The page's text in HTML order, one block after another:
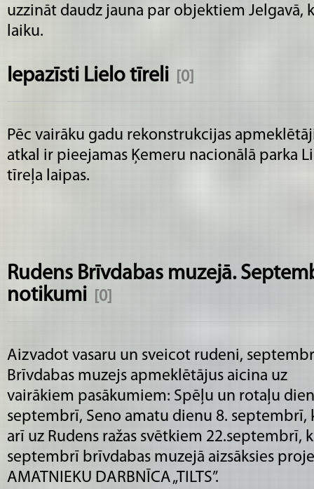
uzzināt daudz jauna par objektiem Jelgavā,
laiku.
Iepazīsti Lielo tīreli [0]
Pēc vairāku gadu rekonstrukcijas
atkal ir pieejamas Ķemeru nacionālā parka
tīreļa laipas.
Rudens Brīvdabas muzejā.
notikumi
[0]
Aizvadot vasaru un sveicot rudeni,
Brīvdabas muzejs apmeklētājus aicina uz
vairākiem pasākumiem: Spēļu un rotaļu
septembrī, Seno amatu dienu 8. septembrī,
arī uz Rudens ražas svētkiem 22.septembrī,
septembrī brīvdabas muzejā aizsāksies
AMATNIEKU DARBNĪCA „TILTS”.